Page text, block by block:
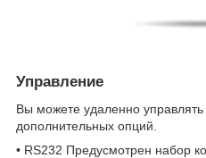
Управление
Вы можете удаленно
дополнительных опций.
• RS232 Предусмотрен набор